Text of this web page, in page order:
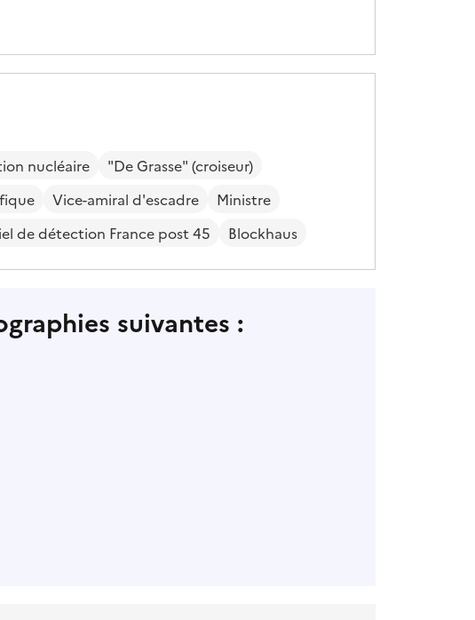
nucléaire
"De Grasse" (croiseur)
Vice-amiral d'escadre
Ministre
de détection France post 45 Blockhaus
suivantes :